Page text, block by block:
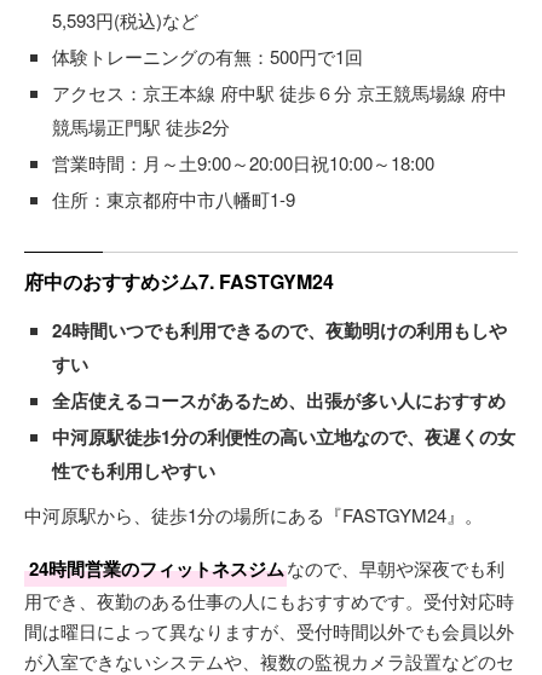
5,593円(税込)など
体験トレーニングの有無：500円で1回
アクセス：京王本線 府中駅 徒歩６分 京王競馬場線 府中
競馬場正門駅 徒歩2分
営業時間：月～土9:00～20:00日祝10:00～18:00
住所：東京都府中市八幡町1-9
府中のおすすめジム7. FASTGYM24
24時間いつでも利用できるので、夜勤明けの利用もしや
すい
全店使えるコースがあるため、出張が多い人におすすめ
中河原駅徒歩1分の利便性の高い立地なので、夜遅くの女
性でも利用しやすい
中河原駅から、徒歩1分の場所にある『FASTGYM24』。
24時間営業のフィットネスジムなので、早朝や深夜でも利
用でき、夜勤のある仕事の人にもおすすめです。受付対応時
間は曜日によって異なりますが、受付時間以外でも会員以外
が入室できないシステムや、複数の監視カメラ設置などのセ